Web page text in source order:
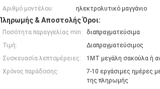
Αριθμό μοντέλου:
ηλεκτρολυτικό μαγγάνιο
& Αποστολής Όροι:
Ποσότητα παραγγελίας min:
διαπραγματεύσιμα
Τιμή:
Διαπραγματεύσιμος
Συσκευασία λεπτομέρειες:
1ΜΤ μεγάλη σακούλα ή
Χρόνος παράδοσης:
7-10 εργάσιμες ημέρες
της πληρωμής